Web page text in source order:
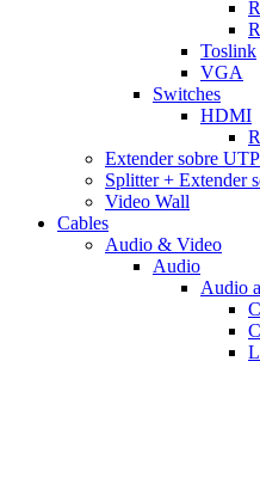
Toslink
VGA
Switches
HDMI
Extender sobre UTP
Splitter + Extender
Video Wall
Cables
Audio & Video
Audio
Audio